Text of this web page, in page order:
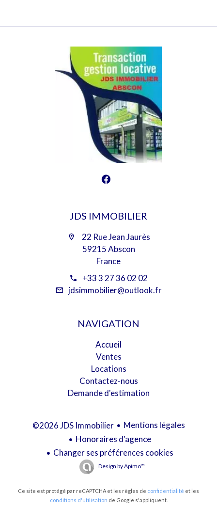
JDS IMMOBILIER
22 Rue Jean Jaurès
59215 Abscon
France
+33 3 27 36 02 02
jdsimmobilier@outlook.fr
NAVIGATION
Accueil
Ventes
Locations
Contactez-nous
Demande d'estimation
©2026 JDS Immobilier
Mentions légales
Honoraires d'agence
Changer ses préférences cookies
Design byApimo™
Ce site est protégé par reCAPTCHA et les règles de confidentialité et les
conditions d'utilisation de Google s'appliquent.